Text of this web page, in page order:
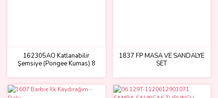
162305AO Katlanabilir
Şemsiye (Pongee Kumas) 8
1837 FP MASA VE SANDALYE
SET